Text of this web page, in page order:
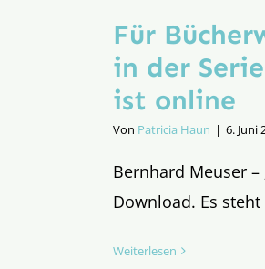
Für
in der
ist online
Von Patricia Haun | 6. Juni
Bernhard Meuser –
Download. Es
Weiterlesen